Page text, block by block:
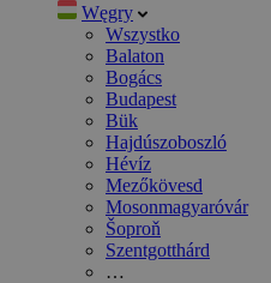
Węgry
Wszystko
Balaton
Bogács
Budapest
Bük
Hajdúszoboszló
Hévíz
Mezőkövesd
Mosonmagyaróvár
Šoproň
Szentgotthárd
…